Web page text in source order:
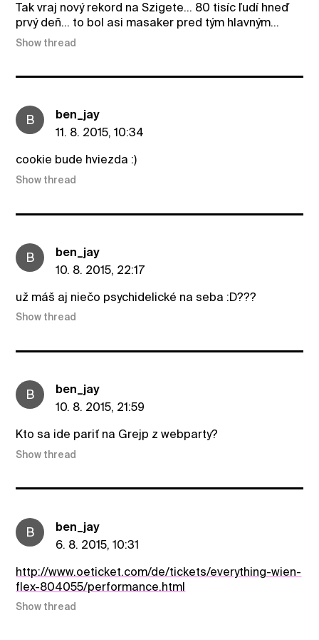
Tak vraj nový rekord na Szigete... 80 tisíc ľudí hneď
prvý deň... to bol asi masaker pred tým hlavným...
Show thread
B
ben_jay
11. 8. 2015, 10:34
cookie bude hviezda :)
Show thread
B
ben_jay
10. 8. 2015, 22:17
už máš aj niečo psychidelické na seba :D???
Show thread
B
ben_jay
10. 8. 2015, 21:59
Kto sa ide pariť na Grejp z webparty?
Show thread
B
ben_jay
6. 8. 2015, 10:31
http://www.oeticket.com/de/tickets/everything-wien-
flex-804055/performance.html
Show thread